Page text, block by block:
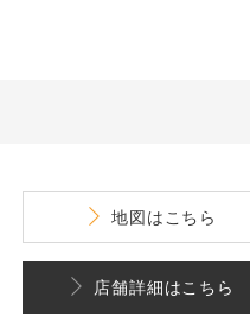
地図 はこちら
店舗詳細はこちら